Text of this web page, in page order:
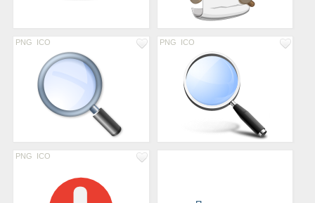
PNG ICO PNG ICO
PNG ICO